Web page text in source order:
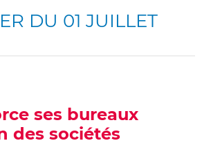
DU 01 JUILLET
ses bureaux
des sociétés